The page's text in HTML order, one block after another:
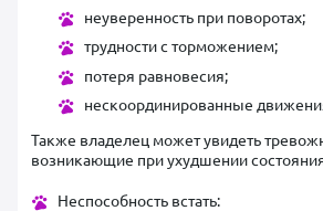
неуверенность при поворотах;
трудности с торможением;
потеря равновесия;
нескоординированные
Также владелец может увидеть
возникающие при ухудшении
Неспособность встать: